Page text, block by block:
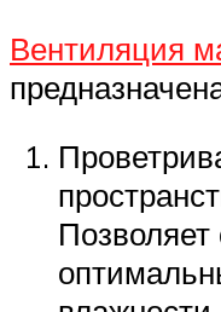
Вентиляция
Позволяет